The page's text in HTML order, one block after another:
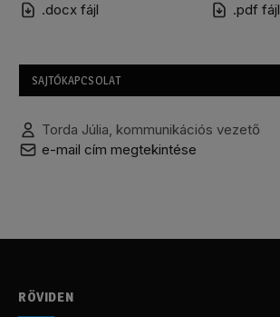
.docx fájl .pdf fájl
SAJTÓKAPCSOLAT
Torda Júlia, kommunikációs vezető
e-mail cím megtekintése
RÖVIDEN